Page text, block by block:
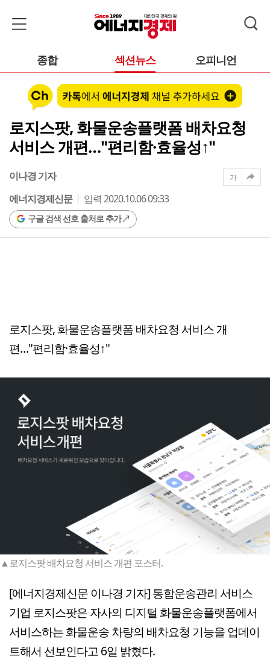
종합 섹션뉴스 오피니언
로지스팟, 화물운송플랫폼 배차요청
서비스 개편…"편리함·효율성↑"
이나경 기자
에너지경제신문
입력 2020.10.06 09:33
구글 검색 선호 출처로 추가
가
로지스팟, 화물운송플랫폼 배차요청 서비스 개
편…"편리함·효율성↑"
▲로지스팟 배차요청 서비스 개편 포스터.
[에너지경제신문 이나경 기자] 통합운송관리 서비스
기업 로지스팟은 자사의 디지털 화물운송플랫폼에서
서비스하는 화물운송 차량의 배차요청 기능을 업데이
트해서 선보인다고 6일 밝혔다.